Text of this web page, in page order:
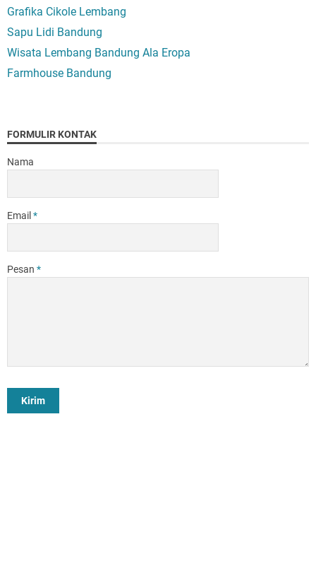
Grafika Cikole Lembang
Sapu Lidi Bandung
Wisata Lembang Bandung Ala Eropa
Farmhouse Bandung
FORMULIR KONTAK
Nama
Email *
Pesan *